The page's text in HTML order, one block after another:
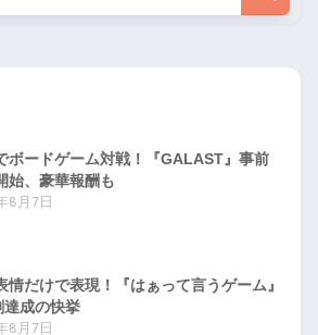
ボードゲーム対戦！『GALAST』事前
始、豪華報酬も
8月7日
情だけで表現！『はぁって言うゲーム』
達成の快挙
8月7日